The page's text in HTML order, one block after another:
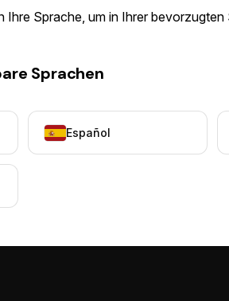
Sprache, um in Ihrer
Sprachen
Español